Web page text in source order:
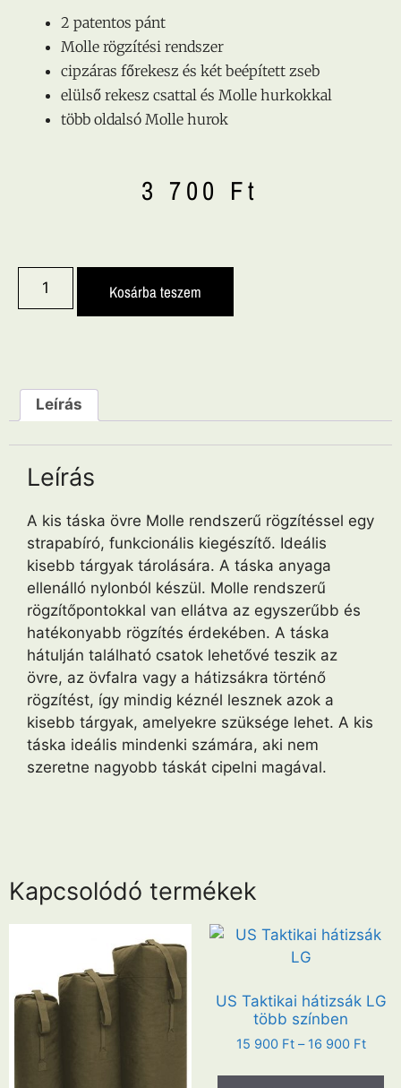
2 patentos pánt
Molle rögzítési rendszer
cipzáras főrekesz és két beépített zseb
elülső rekesz csattal és Molle hurkokkal
több oldalsó Molle hurok
3 700 Ft
Kosárba teszem
Leírás
Leírás
A kis táska övre Molle rendszerű rögzítéssel egy
strapabíró, funkcionális kiegészítő. Ideális
kisebb tárgyak tárolására. A táska anyaga
ellenálló nylonból készül. Molle rendszerű
rögzítőpontokkal van ellátva az egyszerűbb és
hatékonyabb rögzítés érdekében. A táska
hátulján található csatok lehetővé teszik az
övre, az övfalra vagy a hátizsákra történő
rögzítést, így mindig kéznél lesznek azok a
kisebb tárgyak, amelyekre szüksége lehet. A kis
táska ideális mindenki számára, aki nem
szeretne nagyobb táskát cipelni magával.
Kapcsolódó termékek
US Taktikai hátizsák LG
több színben
15 900 Ft – 16 900 Ft